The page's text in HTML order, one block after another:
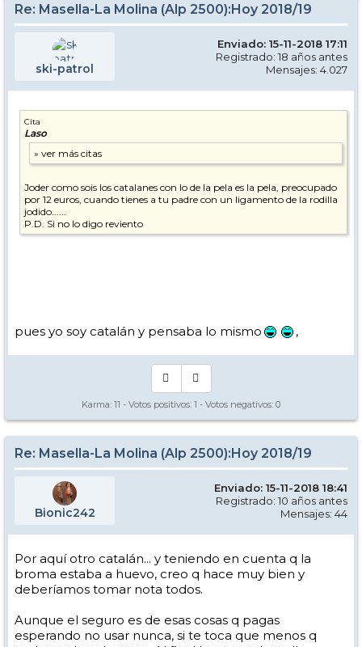
Re: Masella-La Molina (Alp 2500):Hoy 2018/19
ski-patrol
Enviado: 15-11-2018 17:11
Registrado: 18 años antes
Mensajes: 4.027
Cita
Laso
Joder como sois los catalanes con lo de la pela es la pela, preocupado
por 12 euros, cuando tienes a tu padre con un ligamento de la rodilla
jodido......
P.D. Si no lo digo reviento
pues yo soy catalán y pensaba lo mismo ,
Karma: 11 - Votos positivos: 1 - Votos negativos: 0
Re: Masella-La Molina (Alp 2500):Hoy 2018/19
Bionic242
Enviado: 15-11-2018 18:41
Registrado: 10 años antes
Mensajes: 44
Por aquí otro catalán... y teniendo en cuenta q la
broma estaba a huevo, creo q hace muy bien y
deberíamos tomar nota todos.
Aunque el seguro es de esas cosas q pagas
esperando no usar nunca, si te toca que menos q